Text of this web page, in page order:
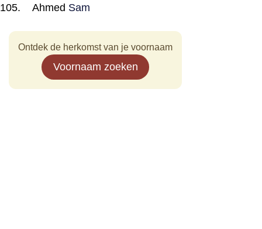
Ahmed Sam
Ontdek de herkomst van je voornaam
Voornaam zoeken